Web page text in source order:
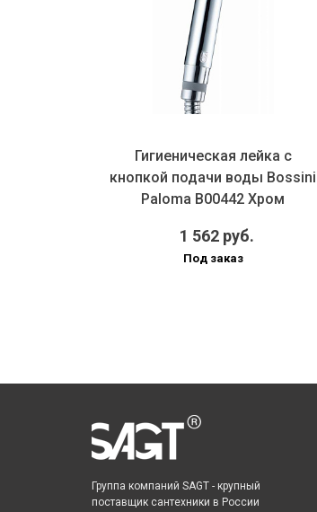
Гигиеническая лейка с
кнопкой подачи воды Bossini
Paloma B00442 Хром
1 562 руб.
Под заказ
Группа компаний SAGT - крупный
поставщик сантехники в России